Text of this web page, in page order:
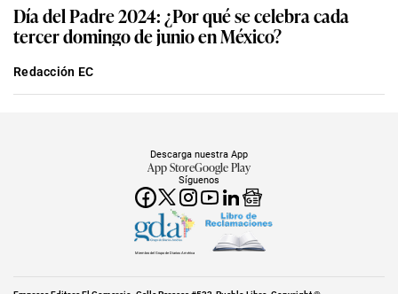
Día del Padre 2024: ¿Por qué se celebra cada
tercer domingo de junio en México?
Redacción EC
Síguenos
Descarga nuestra App
App StoreGoogle Play
Miembro del Grupo de Diarios América